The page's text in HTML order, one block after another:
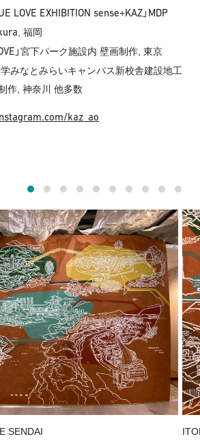
LOVE EXHIBITION sense+KAZ」 MDP
, 福岡
」宮下パーク施設内 壁画制作, 東京
みなとみらいキャンパス新校舎建設地工
作, 神奈川 他多数
kaz_ao
SENDAI